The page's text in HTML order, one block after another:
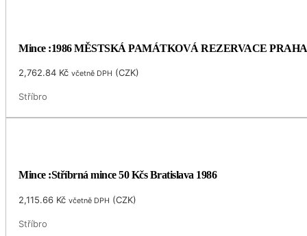
Mince :1986 MĚSTSKÁ PAMÁTKOVÁ REZERVACE PRAHA
2,762.84 Kč včetně DPH (CZK)
Stříbro
Mince :Stříbrná mince 50 Kčs Bratislava 1986
2,115.66 Kč včetně DPH (CZK)
Stříbro